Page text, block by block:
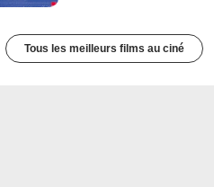
Tous les meilleurs films au ciné